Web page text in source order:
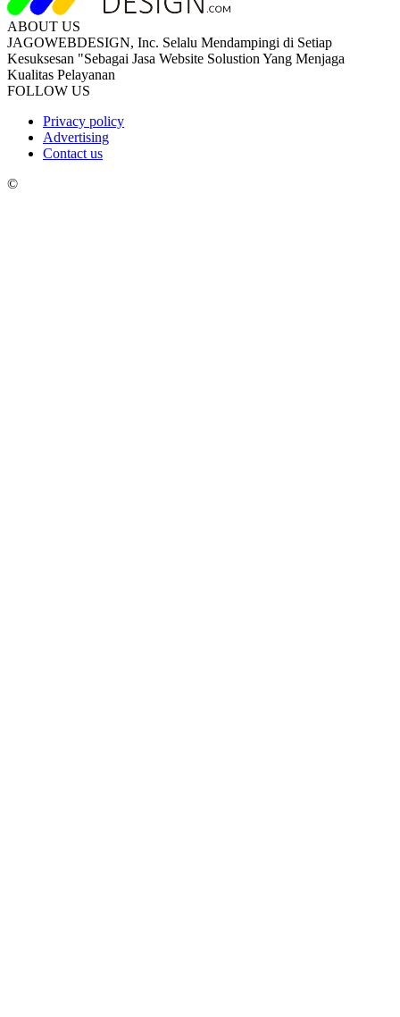
ABOUT US
JAGOWEBDESIGN, Inc. Selalu Mendampingi di Setiap
Kesuksesan "Sebagai Jasa Website Solustion Yang Menjaga
Kualitas Pelayanan
FOLLOW US
Privacy policy
Advertising
Contact us
©